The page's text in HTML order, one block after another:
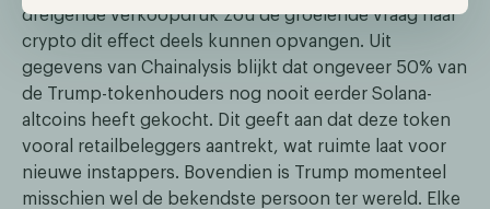
dreigende verkoopdruk zou de groeiende vraag naar
crypto dit effect deels kunnen opvangen. Uit
gegevens van Chainalysis blijkt dat ongeveer 50% van
de Trump-tokenhouders nog nooit eerder Solana-
altcoins heeft gekocht. Dit geeft aan dat deze token
vooral retailbeleggers aantrekt, wat ruimte laat voor
nieuwe instappers. Bovendien is Trump momenteel
misschien wel de bekendste persoon ter wereld. Elke